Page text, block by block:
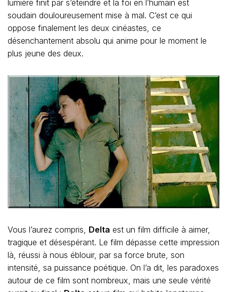
lumière finit par s’éteindre et la foi en l’humain est
soudain douloureusement mise à mal. C’est ce qui
oppose finalement les deux cinéastes, ce
désenchantement absolu qui anime pour le moment le
plus jeune des deux.
Vous l’aurez compris, Delta est un film difficile à aimer,
tragique et désespérant. Le film dépasse cette impression
là, réussi à nous éblouir, par sa force brute, son
intensité, sa puissance poétique. On l’a dit, les paradoxes
autour de ce film sont nombreux, mais une seule vérité